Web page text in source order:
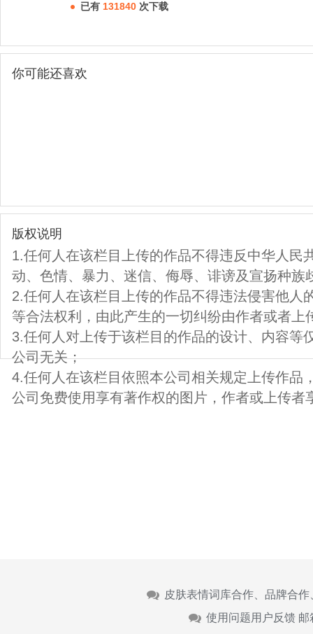
已有 131840 次下载
你可能还喜欢
版权说明
1.任何人在该栏目上传的作品不得违反中华人民
动、色情、暴力、迷信、侮辱、诽谤及宣扬种族
2.任何人在该栏目上传的作品不得违法侵害他人
等合法权利，由此产生的一切纠纷由作者或者上
3.任何人对上传于该栏目的作品的设计、内容等
公司无关；
4.任何人在该栏目依照本公司相关规定上传作品
公司免费使用享有著作权的图片，作者或上传者
皮肤表情词库合作、品牌合
使用问题用户反馈 邮